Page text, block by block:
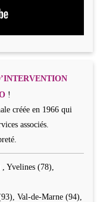
!
créée en 1966 qui
associés.
Yvelines (78),
Val-de-Marne (94),